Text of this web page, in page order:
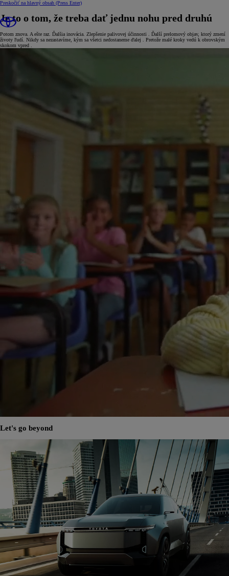
Preskočiť na hlavný obsah (Press Enter)
Je to o tom, že treba dať jednu nohu pred druhú
Potom znova. A ešte raz. Ďalšia inovácia. Zlepšenie palivovej účinnosti . Ďalší prelomový objav, ktorý zmení
životy ľudí. Nikdy sa nezastavíme, kým sa všetci nedostaneme ďalej . Pretože malé kroky vedú k obrovským
skokom vpred .
Let's go beyond